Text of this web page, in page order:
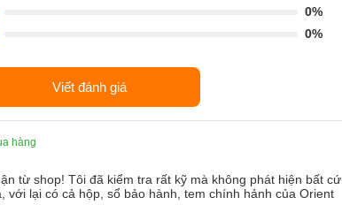
0%
0%
Viết đánh giá
hàng
từ shop! Tôi đã kiểm tra rất kỹ mà không phát hiện bất cứ
với lại có cả hộp, sổ bảo hành, tem chính hảnh của Orient